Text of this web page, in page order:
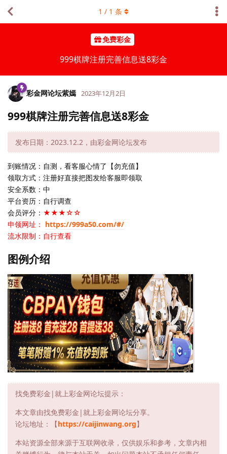
免费彩金
999棋牌注册完善信息送8彩金
1 / 1 条
彩金网论坛紫嫣 2023年12月2日
999棋牌注册完善信息送8彩金
发布日期：2023.12.2，由彩金网论坛发布
到账情况：自测，看客服心情了【勿充值】
领取方式：注册好直接把图发给客服即领取
安全系数：中
平台资历：自行调查
会员评分： ★★★☆☆
申领网址： https://999a50.com/#/
流水限制：自行查看
图例介绍
找免费彩金|就上彩金网论坛提示：
本文章由找免费彩金|就上彩金网论坛分享。
论坛地址：【https://caijinwang.org】
本站资源全部来源于互联网收录，仅供娱乐和参考，文章内相